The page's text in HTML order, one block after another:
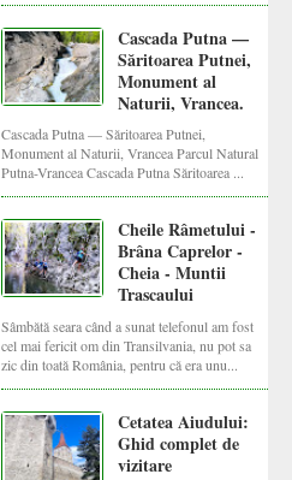
Cascada Putna —
Săritoarea Putnei,
Monument al
Naturii, Vrancea.
Cascada Putna — Săritoarea Putnei,
Monument al Naturii, Vrancea Parcul Natural
Putna-Vrancea Cascada Putna Săritoarea ...
Cheile Râmetului -
Brâna Caprelor -
Cheia - Muntii
Trascaului
Sâmbătă seara când a sunat telefonul am fost
cel mai fericit om din Transilvania, nu pot sa
zic din toată România, pentru că era unu...
Cetatea Aiudului:
Ghid complet de
vizitare